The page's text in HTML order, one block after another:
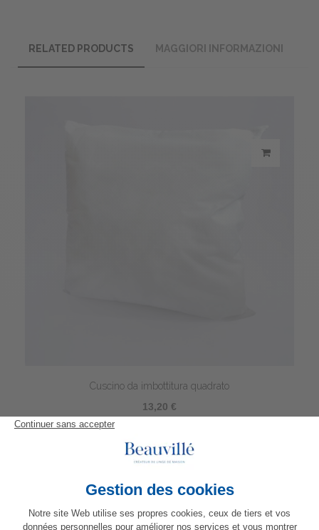
RELATED PRODUCTS MAGGIORI INFORMAZIONI
Cuscino da imbottitura quadrato
13,20 €